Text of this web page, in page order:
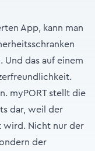
App, kann man
Und das auf einem
myPORT stellt die
dar, weil der
wird. Nicht nur der
der